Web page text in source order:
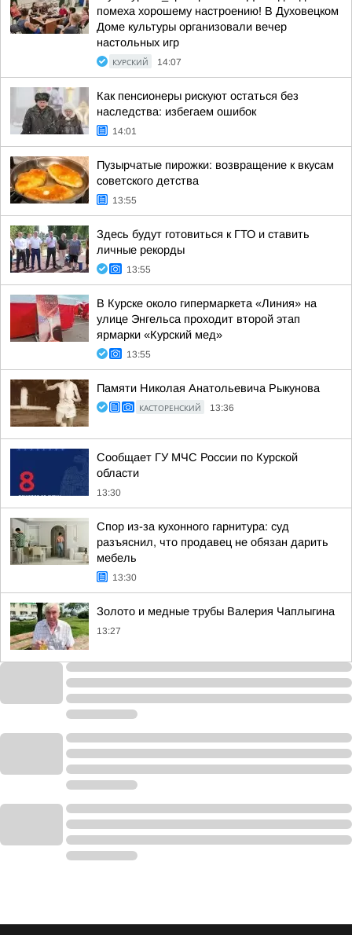
помеха хорошему настроению! В Духовецком
Доме культуры организовали вечер
настольных игр
КУРСКИЙ 14:07
Как пенсионеры рискуют остаться без
наследства: избегаем ошибок
14:01
Пузырчатые пирожки: возвращение к вкусам
советского детства
13:55
Здесь будут готовиться к ГТО и ставить
личные рекорды
13:55
В Курске около гипермаркета «Линия» на
улице Энгельса проходит второй этап
ярмарки «Курский мед»
13:55
Памяти Николая Анатольевича Рыкунова
КАСТОРЕНСКИЙ 13:36
Сообщает ГУ МЧС России по Курской
области
13:30
Спор из-за кухонного гарнитура: суд
разъяснил, что продавец не обязан дарить
мебель
13:30
Золото и медные трубы Валерия Чаплыгина
13:27